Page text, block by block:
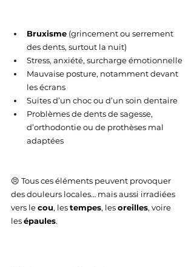
Bruxisme (grincement ou serrement
des dents, surtout la nuit)
Stress, anxiété, surcharge émotionnelle
Mauvaise posture, notamment devant
les écrans
Suites d’un choc ou d’un soin dentaire
Problèmes de dents de sagesse,
d’orthodontie ou de prothèses mal
adaptées
😣 Tous ces éléments peuvent provoquer
des douleurs locales… mais aussi irradiées
vers le cou, les tempes, les oreilles, voire
les épaules.